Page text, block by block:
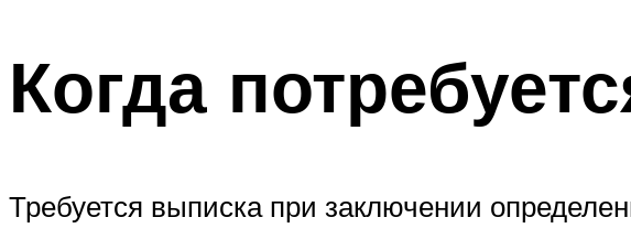
Когда
Требуется выписка при заключении